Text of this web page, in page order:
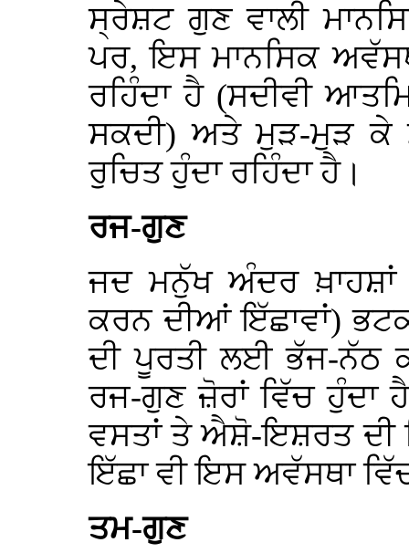
ਸ੍ਰੇਸ਼ਟ ਗੁਣ ਵਾਲੀ
ਪਰ, ਇਸ ਮਾਨਸਿਕ
ਰਹਿੰਦਾ ਹੈ (ਸਦੀਵੀ
ਸਕਦੀ) ਅਤੇ ਮੁੜ-ਮੁੜ ਕੇ
ਰੁਚਿਤ ਹੁੰਦਾ ਰਹਿੰਦਾ ਹੈ।
ਰਜ-ਗੁਣ
ਜਦ ਮਨੁੱਖ ਅੰਦਰ ਖ਼ਾਹਸ਼ਾਂ
ਕਰਨ ਦੀਆਂ ਇੱਛਾਵਾਂ)
ਦੀ ਪੂਰਤੀ ਲਈ ਭੱਜ-ਨੱਠ
ਰਜ-ਗੁਣ ਜ਼ੋਰਾਂ ਵਿੱਚ ਹੁੰਦਾ
ਵਸਤਾਂ ਤੇ ਐਸ਼ੋ-ਇਸ਼ਰਤ ਦੀ
ਇੱਛਾ ਵੀ ਇਸ ਅਵੱਸਥਾ
ਤਮ-ਗੁਣ